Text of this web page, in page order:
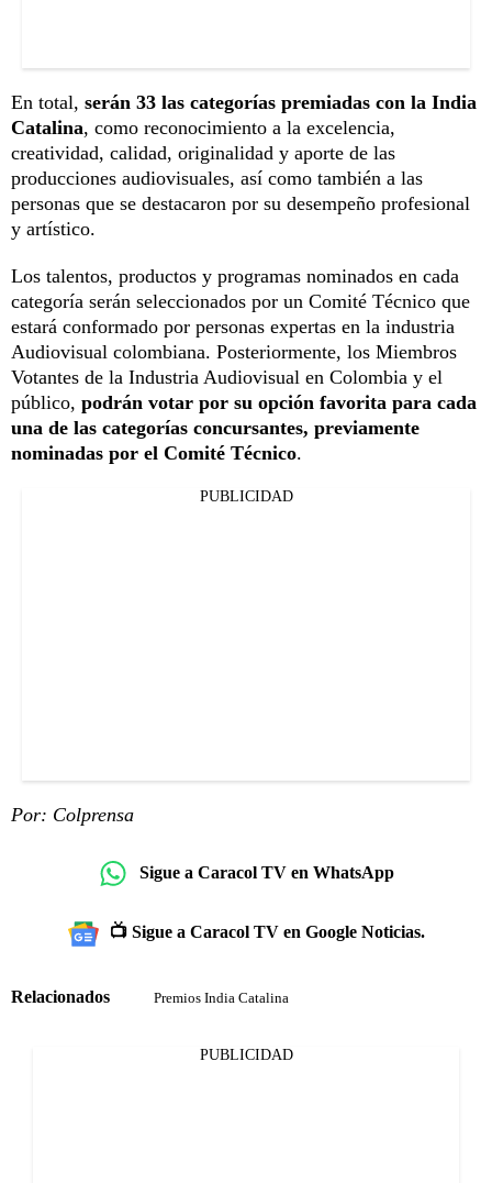
En total, serán 33 las categorías premiadas con la India
Catalina, como reconocimiento a la excelencia,
creatividad, calidad, originalidad y aporte de las
producciones audiovisuales, así como también a las
personas que se destacaron por su desempeño profesional
y artístico.
Los talentos, productos y programas nominados en cada
categoría serán seleccionados por un Comité Técnico que
estará conformado por personas expertas en la industria
Audiovisual colombiana. Posteriormente, los Miembros
Votantes de la Industria Audiovisual en Colombia y el
público, podrán votar por su opción favorita para cada
una de las categorías concursantes, previamente
nominadas por el Comité Técnico.
PUBLICIDAD
Por: Colprensa
Sigue a Caracol TV en WhatsApp
📺 Sigue a Caracol TV en Google Noticias.
Relacionados Premios India Catalina
PUBLICIDAD